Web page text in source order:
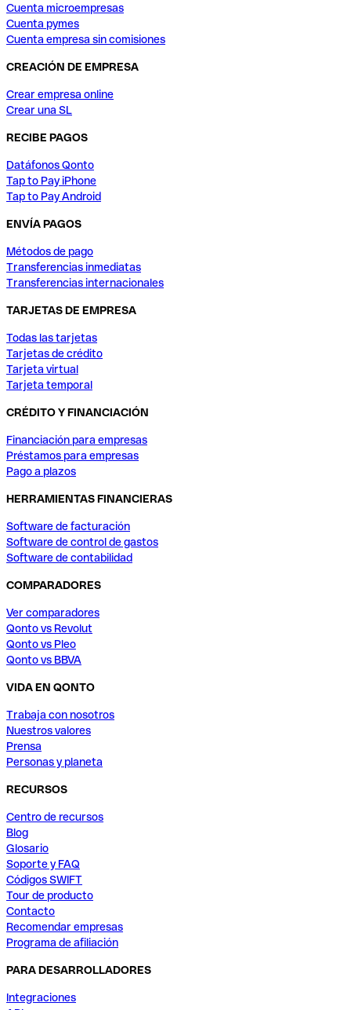
Cuenta microempresas
Cuenta pymes
Cuenta empresa sin comisiones
CREACIÓN DE EMPRESA
Crear empresa online
Crear una SL
RECIBE PAGOS
Datáfonos Qonto
Tap to Pay iPhone
Tap to Pay Android
ENVÍA PAGOS
Métodos de pago
Transferencias inmediatas
Transferencias internacionales
TARJETAS DE EMPRESA
Todas las tarjetas
Tarjetas de crédito
Tarjeta virtual
Tarjeta temporal
CRÉDITO Y FINANCIACIÓN
Financiación para empresas
Préstamos para empresas
Pago a plazos
HERRAMIENTAS FINANCIERAS
Software de facturación
Software de control de gastos
Software de contabilidad
COMPARADORES
Ver comparadores
Qonto vs Revolut
Qonto vs Pleo
Qonto vs BBVA
VIDA EN QONTO
Trabaja con nosotros
Nuestros valores
Prensa
Personas y planeta
RECURSOS
Centro de recursos
Blog
Glosario
Soporte y FAQ
Códigos SWIFT
Tour de producto
Contacto
Recomendar empresas
Programa de afiliación
PARA DESARROLLADORES
Integraciones